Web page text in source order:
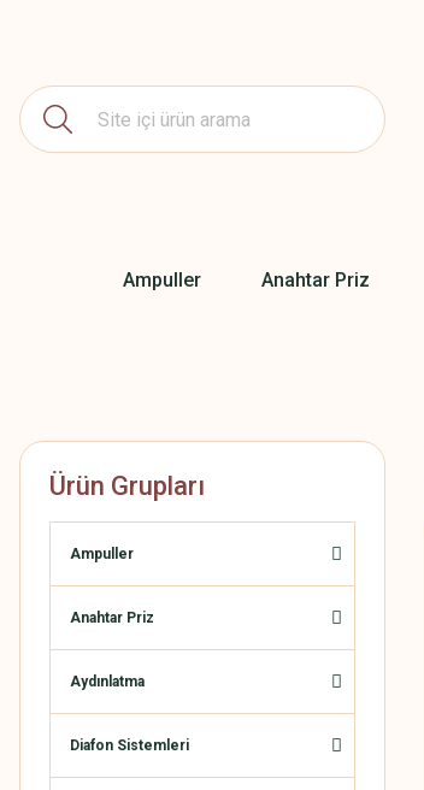
Ampuller Anahtar Priz
Ürün Grupları
Ampuller
Anahtar Priz
Aydınlatma
Diafon Sistemleri